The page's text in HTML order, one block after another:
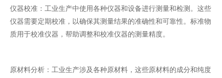
仪器校准：工业生产中使用各种仪器和设备进行测量和检测。这些
仪器需要定期校准，以确保其测量结果的准确性和可靠性。标准物
质用于校准仪器，帮助调整和校准仪器的测量精度。
原材料分析：工业生产涉及各种原材料，这些原材料的成分和纯度